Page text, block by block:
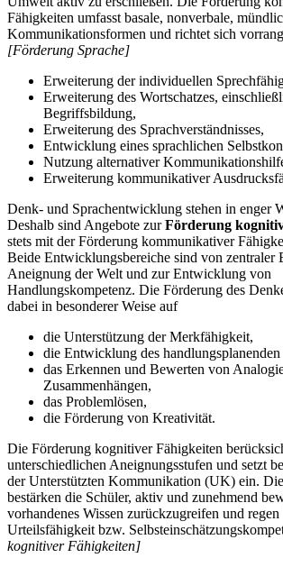
Fähigkeiten umfasst basale, nonverbale,
Kommunikationsformen und richtet sich
[Förderung Sprache]
Erweiterung der individuellen
Erweiterung des Wortschatzes,
Begriffsbildung,
Erweiterung des Sprachverständnisses,
Entwicklung eines sprachlichen
Nutzung alternativer
Erweiterung kommunikativer
Denk- und Sprachentwicklung stehen in enger
Deshalb sind Angebote zurFörderung
stets mit der Förderung kommunikativer
Beide Entwicklungsbereiche sind von zentraler
Aneignung der Welt und zur Entwicklung von
Handlungskompetenz. Die Förderung des
dabei in besonderer Weise auf
die Unterstützung der Merkfähigkeit,
die Entwicklung des handlungsplanenden
das Erkennen und Bewerten von
Zusammenhängen,
das Problemlösen,
die Förderung von Kreativität.
Die Förderung kognitiver Fähigkeiten
unterschiedlichen Aneignungsstufen und setzt
der Unterstützten Kommunikation (UK) ein.
bestärken die Schüler, aktiv und zunehmend
vorhandenes Wissen zurückzugreifen und
Urteilsfähigkeit bzw.
kognitiver Fähigkeiten]